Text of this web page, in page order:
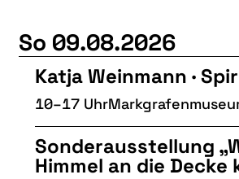
DER VEREIN
SPECKDRUMM HALLE
BEWERBUNG
UNSERE MITGLIEDER
So 09.08.2026
Katja Weinmann ·
10–17 Uhr
Sonderausstellung
Himmel an die Decke